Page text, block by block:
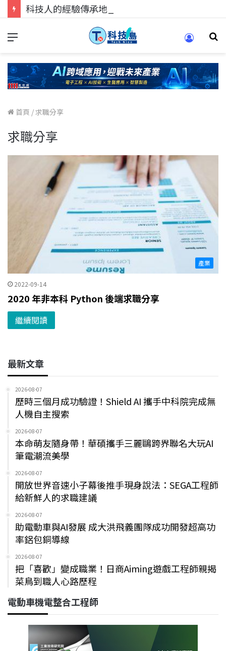
首頁 /求職分享
求職分享
產業
2022-09-14
2020 年非本科 Python 後端求職分享
繼續閱讀
最新文章
2026-08-07
歷時三個月成功驗證！Shield AI 攜手中科院完成無
人機自主搜索
2026-08-07
本命萌友隨身帶！華碩攜手三麗鷗跨界聯名大玩AI
筆電潮流美學
2026-08-07
開放世界音速小子幕後推手現身說法：SEGA工程師
給新鮮人的求職建議
2026-08-07
助電動車與AI發展 成大洪飛義團隊成功開發超高功
率鋁包銅導線
2026-08-07
把「喜歡」變成職業！日商Aiming遊戲工程師親揭
菜鳥到職人心路歷程
電動車機電整合工程師